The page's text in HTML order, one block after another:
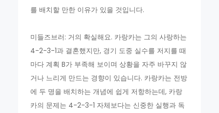
를 배치할 만한 이유가 있을 것입니다.
미들즈브러: 거의 확실해요. 카랑카는 그의 사랑하는
4-2-3-1과 결혼했지만, 경기 도중 실수를 저지를 때
마다 계획 B가 부족해 보이며 상황을 자주 바꾸지 않
거나 느리게 만드는 경향이 있습니다. 카랑카는 전방
에 두 명을 배치하는 개념에 쉽게 저항하는데, 카랑
카의 문제는 4-2-3-1 자체보다는 신중한 실행과 독